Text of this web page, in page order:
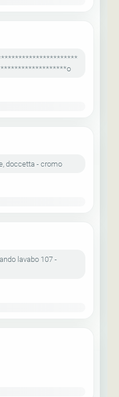
doccetta - cromo
lavabo 107 -